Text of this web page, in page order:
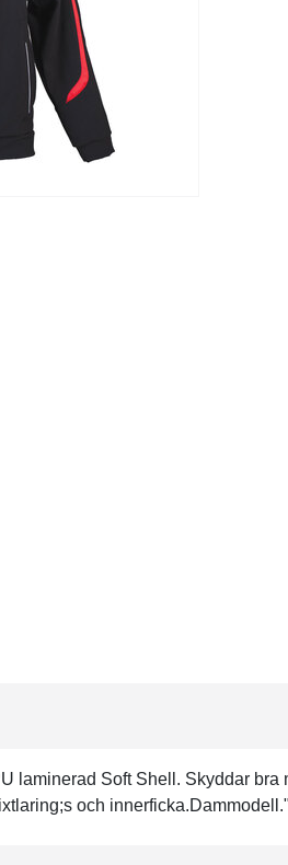
laminerad Soft Shell. Skyddar
och innerficka.Dammodell."